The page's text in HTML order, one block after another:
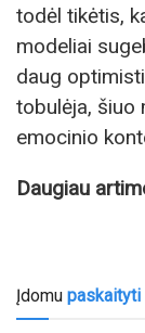
todėl tikėtis,
modeliai
daug
tobulėja, šiuo
emocinio
Daugiau
Įdomu paskaityti